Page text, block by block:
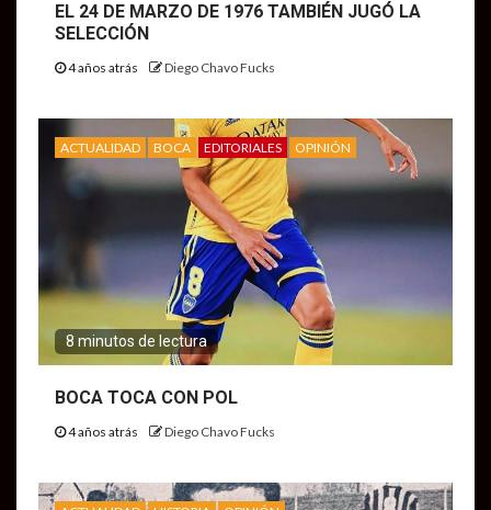
EL 24 DE MARZO DE 1976 TAMBIÉN JUGÓ LA
SELECCIÓN
4 años atrás Diego Chavo Fucks
ACTUALIDAD BOCA EDITORIALES OPINIÓN
8 minutos de lectura
BOCA TOCA CON POL
4 años atrás Diego Chavo Fucks